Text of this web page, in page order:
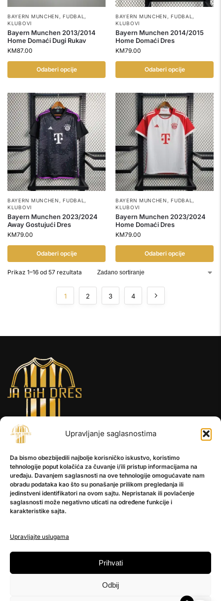
Upravljanje saglasnostima
Da bismo obezbijedili najbolje korisničko iskustvo, koristimo
tehnologije poput kolačića za čuvanje i/ili pristup informacijama na
uređaju. Davanjem saglasnosti na ove tehnologije omogućavate nam
obradu podataka kao što su ponašanje prilikom pregledanja ili
jedinstveni identifikatori na ovom sajtu. Nepristanak ili povlačenje
saglasnosti može negativno uticati na određene funkcije i
karakteristike sajta.
Upravljajte uslugama
Prihvati
Odbij
BAYERN MUNCHEN ,FUDBAL ,
KLUBOVI
Bayern Munchen 2013/2014
Home Domaći Dugi Rukav
KM87.00
Odaberi opcije
BAYERN MUNCHEN ,FUDBAL ,
KLUBOVI
Bayern Munchen 2014/2015
Home Domaći Dres
KM79.00
Odaberi opcije
BAYERN MUNCHEN ,FUDBAL ,
KLUBOVI
Bayern Munchen 2023/2024
Away Gostujući Dres
KM79.00
Odaberi opcije
BAYERN MUNCHEN ,FUDBAL ,
KLUBOVI
Bayern Munchen 2023/2024
Home Domaći Dres
KM79.00
Odaberi opcije
Prikaz 1–16 od 57 rezultata
1 2 3 4
INFORMACIJE
O nama
Kontakt
POMOĆ
Politika privatnosti
PRATITE NAS
Instagram